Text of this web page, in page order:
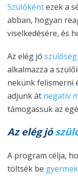
Szülőkéntezek a
abban, hogyan
viselkedésére, és
Az elég jó szülőség
alkalmazza a
nekünk felismerni
adjunk át negatív
támogassuk az
Az elég jó
A program célja,
töltsék be